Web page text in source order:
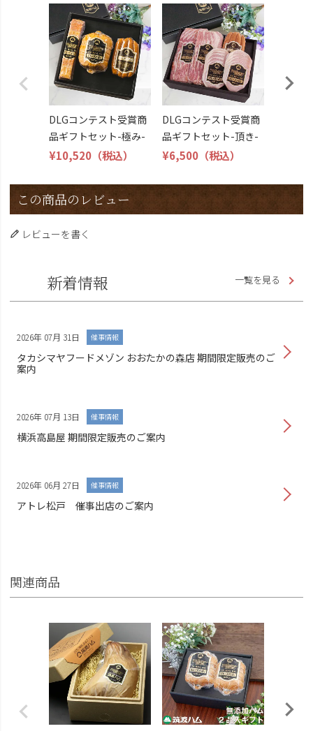
DLGコンテスト受賞商
品ギフトセット-極み-
¥10,520 （税込）
DLGコンテスト受賞商
品ギフトセット-頂き-
¥6,500 （税込）
この商品のレビュー
レビューを書く
新着情報 一覧を見る
2026年 07月 31日 催事情報
タカシマヤフードメゾン おおたかの森店 期間限定販売のご
案内
2026年 07月 13日 催事情報
横浜高島屋 期間限定販売のご案内
2026年 06月 27日 催事情報
アトレ松戸 催事出店のご案内
関連商品